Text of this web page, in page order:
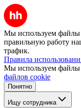
Мы используем файлы
правильную работу
трафик.
Правила
Мы используем файлы
файлов cookie
Понятно
Ищу сотрудника